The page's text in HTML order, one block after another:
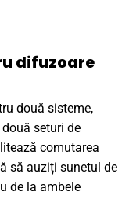
difuzoare
două sisteme,
seturi de
comutarea
să auziți sunetul de
de la ambele